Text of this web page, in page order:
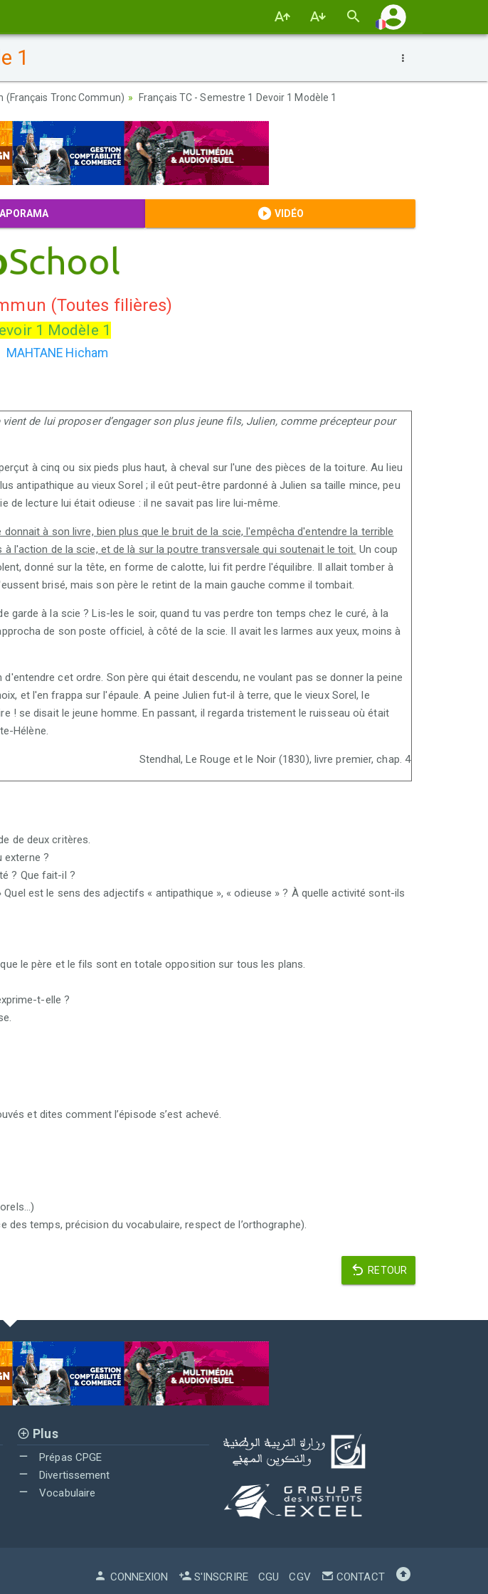
1
(Français Tronc Commun) Français TC - Semestre 1 Devoir 1 Modèle 1
VIDÉO
(Toutes filières)
1 Modèle 1
Hicham
de lui proposer d’engager son plus jeune fils, Julien, comme précepteur pour
à cinq ou six pieds plus haut, à cheval sur l'une des pièces de la toiture. Au lieu
antipathique au vieux Sorel ; il eût peut-être pardonné à Julien sa taille mince, peu
de lecture lui était odieuse : il ne savait pas lire lui-même.
à son livre, bien plus que le bruit de la scie, l'empêcha d'entendre la terrible
l'action de la scie, et de là sur la poutre transversale qui soutenait le toit. Un coup
donné sur la tête, en forme de calotte, lui fit perdre l'équilibre. Il allait tomber à
brisé, mais son père le retint de la main gauche comme il tombait.
garde à la scie ? Lis-les le soir, quand tu vas perdre ton temps chez le curé, à la
de son poste officiel, à côté de la scie. Il avait les larmes aux yeux, moins à
cet ordre. Son père qui était descendu, ne voulant pas se donner la peine
et l'en frappa sur l'épaule. A peine Julien fut-il à terre, que le vieux Sorel, le
! se disait le jeune homme. En passant, il regarda tristement le ruisseau où était
Hélène.
Stendhal, Le Rouge et le Noir (1830), livre premier, chap. 4
de deux critères.
externe ?
? Que fait-il ?
est le sens des adjectifs « antipathique », « odieuse » ? À quelle activité sont-ils
le père et le fils sont en totale opposition sur tous les plans.
t-elle ?
et dites comment l’épisode s’est achevé.
temps, précision du vocabulaire, respect de l’orthographe).
RETOUR
Plus
Prépas CPGE
Divertissement
Vocabulaire
CONNEXION S'INSCRIRE CGU CGV CONTACT